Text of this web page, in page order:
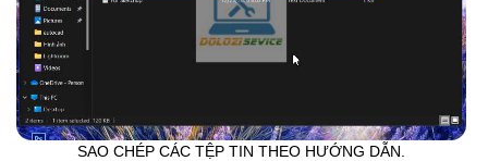
SAO CHÉP CÁC TỆP TIN THEO HƯỚNG DẪN.